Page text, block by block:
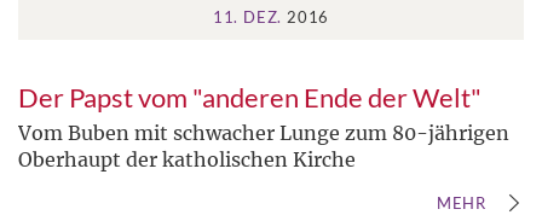
11. DEZ. 2016
Der Papst vom "anderen Ende der Welt"
Vom Buben mit schwacher Lunge zum 80-jährigen
Oberhaupt der katholischen Kirche
MEHR